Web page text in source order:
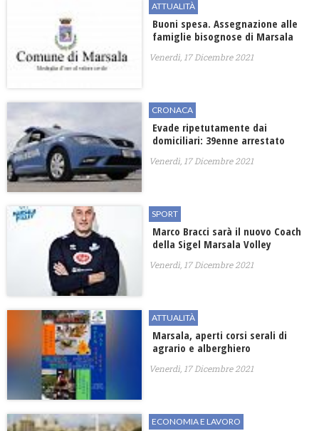
ATTUALITÀ
Buoni spesa. Assegnazione alle
famiglie bisognose di Marsala
Venerdì, 17 Dicembre 2021
CRONACA
Evade ripetutamente dai
domiciliari: 39enne arrestato
Venerdì, 17 Dicembre 2021
SPORT
Marco Bracci sarà il nuovo Coach
della Sigel Marsala Volley
Venerdì, 17 Dicembre 2021
ATTUALITÀ
Marsala, aperti corsi serali di
agrario e alberghiero
Venerdì, 17 Dicembre 2021
ECONOMIA E LAVORO